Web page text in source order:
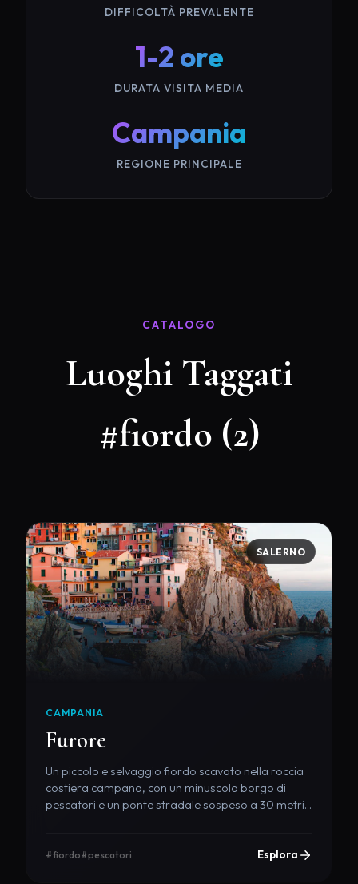
DIFFICOLTÀ PREVALENTE
1-2 ore
DURATA VISITA MEDIA
Campania
REGIONE PRINCIPALE
CATALOGO
Luoghi Taggati
#fiordo (2)
SALERNO
CAMPANIA
Furore
Un piccolo e selvaggio fiordo scavato nella roccia
costiera campana, con un minuscolo borgo di
pescatori e un ponte stradale sospeso a 30 metri
#fiordo#pescatori Esplora